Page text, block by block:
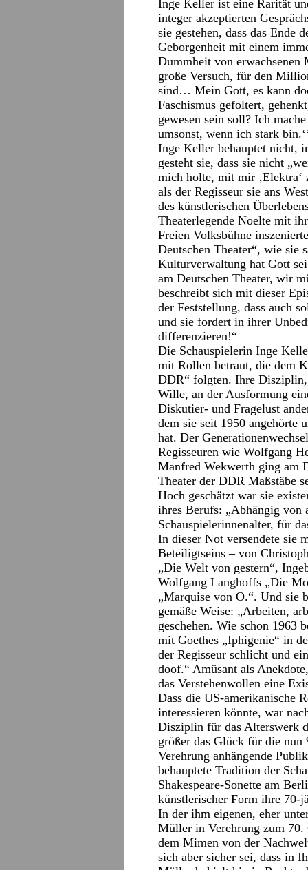
Inge Keller ist eine Rarität
integer akzeptierten
sie gestehen, dass das Ende
Geborgenheit mit einem
Dummheit von erwachsenen
große Versuch, für den
sind… Mein Gott, es kann
Faschismus gefoltert,
gewesen sein soll? Ich
umsonst, wenn ich stark
Inge Keller behauptet nicht,
gesteht sie, dass sie nicht
mich holte, mit mir ‚Elektra‘
als der Regisseur sie ans
des künstlerischen
Theaterlegende Noelte mit
Freien Volksbühne
Deutschen Theater“, wie sie
Kulturverwaltung hat Gott
am Deutschen Theater, wir
beschreibt sich mit dieser
der Feststellung, dass auch
und sie fordert in ihrer
differenzieren!“
Die Schauspielerin Inge
mit Rollen betraut, die dem
DDR“ folgten. Ihre
Wille, an der Ausformung
Diskutier- und Fragelust
dem sie seit 1950 angehörte
hat. Der
Regisseuren wie Wolfgang
Manfred Wekwerth ging am
Theater der DDR Maßstäbe
Hoch geschätzt war sie
ihres Berufs: „Abhängig von
Schauspielerinnenalter, für
In dieser Not versendete sie
Beteiligtseins – von
„Die Welt von gestern“,
Wolfgang Langhoffs „Die
„Marquise von O.“. Und sie
gemäße Weise: „Arbeiten,
geschehen. Wie schon 1963
mit Goethes „Iphigenie“ in
der Regisseur schlicht und
doof.“ Amüsant als
das Verstehenwollen eine
Dass die US-amerikanische
interessieren könnte, war
Disziplin für das Alterswerk
größer das Glück für die
Verehrung anhängende
behauptete Tradition der
Shakespeare-Sonette am
künstlerischer Form ihre 70-
In der ihm eigenen, eher
Müller in Verehrung zum 70.
dem Mimen von der
sich aber sicher sei, dass in